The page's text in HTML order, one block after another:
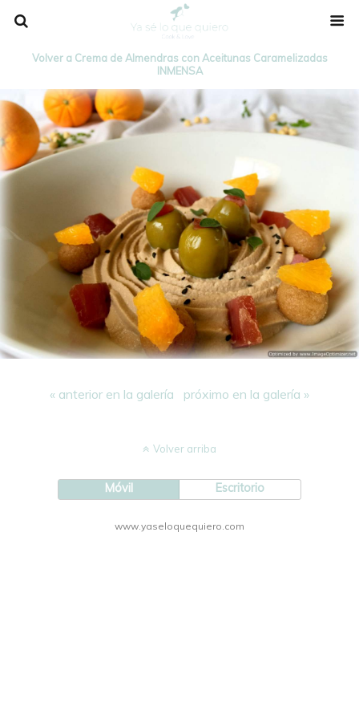
Volver a Crema de Almendras con Aceitunas Caramelizadas
INMENSA
« anterior en la galería próximo en la galería »
Volver arriba
Móvil Escritorio
www.yaseloquequiero.com